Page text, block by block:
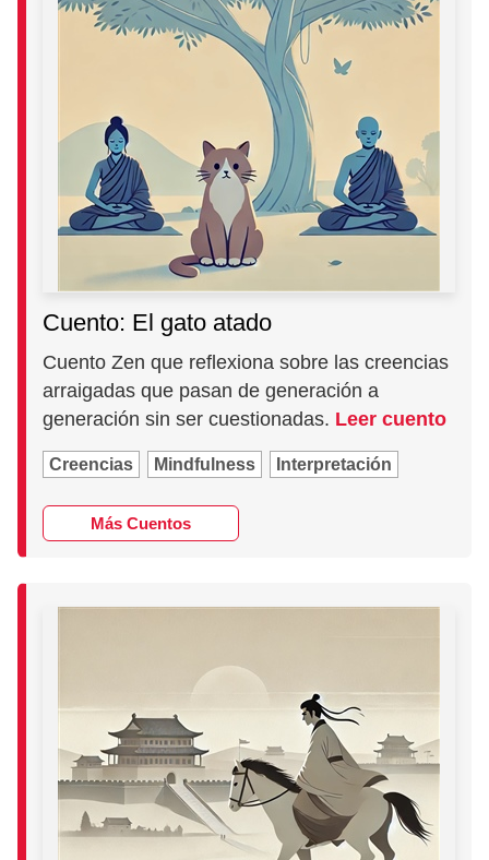
Cuento: El gato atado
Cuento Zen que reflexiona sobre las creencias
arraigadas que pasan de generación a
generación sin ser cuestionadas. Leer cuento
Creencias Mindfulness Interpretación
Más Cuentos